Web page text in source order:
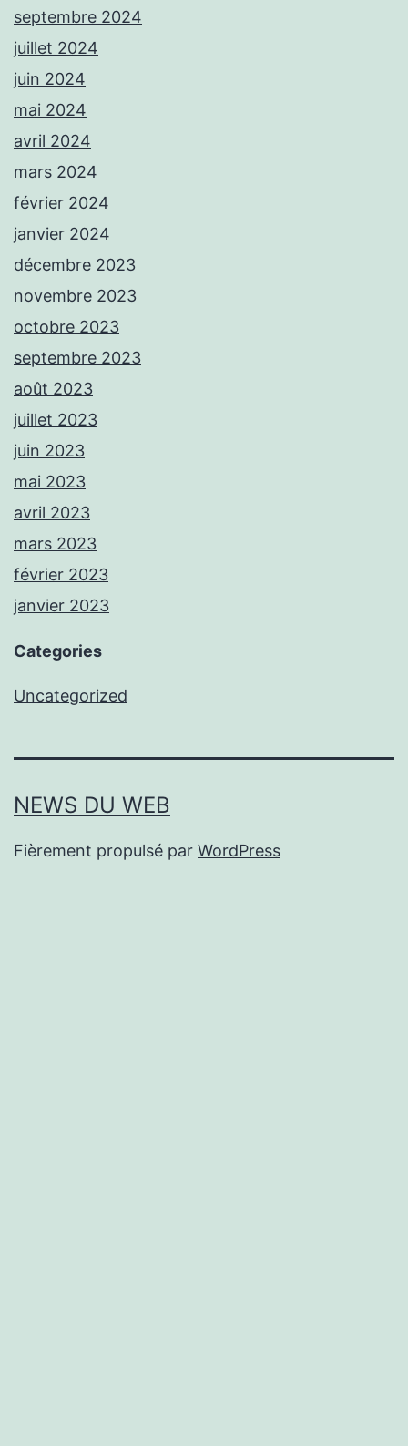
septembre 2024
juillet 2024
juin 2024
mai 2024
avril 2024
mars 2024
février 2024
janvier 2024
décembre 2023
novembre 2023
octobre 2023
septembre 2023
août 2023
juillet 2023
juin 2023
mai 2023
avril 2023
mars 2023
février 2023
janvier 2023
Categories
Uncategorized
NEWS DU WEB
Fièrement propulsé par WordPress